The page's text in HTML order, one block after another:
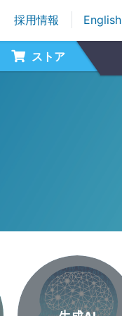
採用情報 English
ストア